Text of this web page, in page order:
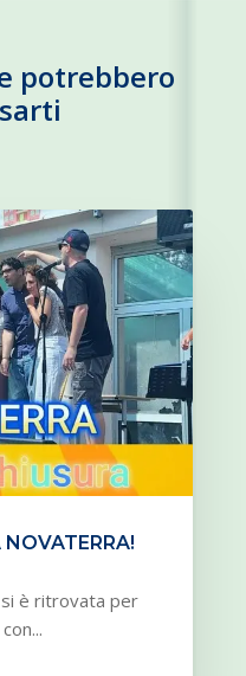
potrebbero
si è ritrovata per